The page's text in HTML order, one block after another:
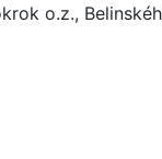
o.z.,